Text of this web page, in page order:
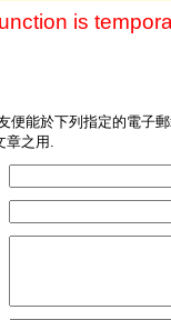
is
便能於下列指定的電子
章之用.